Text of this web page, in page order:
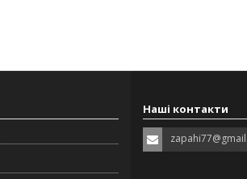
Наші контакти